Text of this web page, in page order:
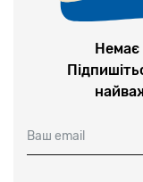
Немає
Ваш email